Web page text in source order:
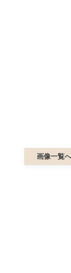
画像一覧へ